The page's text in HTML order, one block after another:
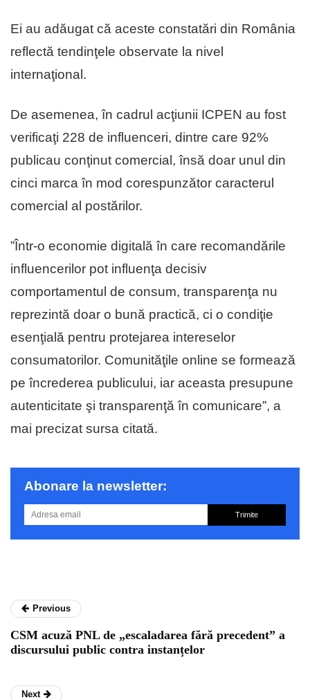
Ei au adăugat că aceste constatări din România
reflectă tendinţele observate la nivel
internaţional.
De asemenea, în cadrul acţiunii ICPEN au fost
verificaţi 228 de influenceri, dintre care 92%
publicau conţinut comercial, însă doar unul din
cinci marca în mod corespunzător caracterul
comercial al postărilor.
”Într-o economie digitală în care recomandările
influencerilor pot influenţa decisiv
comportamentul de consum, transparenţa nu
reprezintă doar o bună practică, ci o condiţie
esenţială pentru protejarea intereselor
consumatorilor. Comunităţile online se formează
pe încrederea publicului, iar aceasta presupune
autenticitate şi transparenţă în comunicare”, a
mai precizat sursa citată.
Abonare la newsletter:
Trimite
Previous
CSM acuză PNL de „escaladarea fără precedent” a
discursului public contra instanțelor
Next